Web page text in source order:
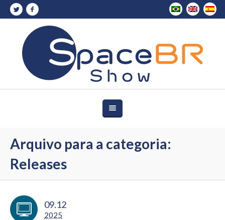
Arquivo para a categoria:
Releases
09.12
2025